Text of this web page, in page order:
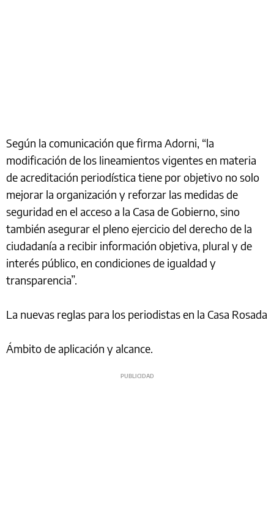
Según la comunicación que firma Adorni, “la
modificación de los lineamientos vigentes en materia
de acreditación periodística tiene por objetivo no solo
mejorar la organización y reforzar las medidas de
seguridad en el acceso a la Casa de Gobierno, sino
también asegurar el pleno ejercicio del derecho de la
ciudadanía a recibir información objetiva, plural y de
interés público, en condiciones de igualdad y
transparencia”.
La nuevas reglas para los periodistas en la Casa Rosada
Ámbito de aplicación y alcance.